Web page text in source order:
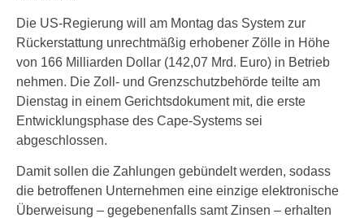
Die US-Regierung will am Montag das System zur
Rückerstattung unrechtmäßig erhobener Zölle in Höhe
von 166 Milliarden Dollar (142,07 Mrd. Euro) in Betrieb
nehmen. Die Zoll- und Grenzschutzbehörde teilte am
Dienstag in einem Gerichtsdokument mit, die erste
Entwicklungsphase des Cape-Systems sei
abgeschlossen.
Damit sollen die Zahlungen gebündelt werden, sodass
die betroffenen Unternehmen eine einzige elektronische
Überweisung – gegebenenfalls samt Zinsen – erhalten